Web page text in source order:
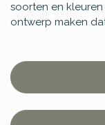
soorten en
ontwerp maken